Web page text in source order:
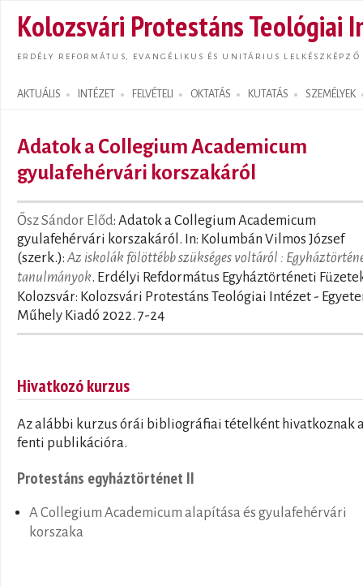
Kolozsvári Protestáns Teológiai
ERDÉLY REFORMÁTUS, EVANGÉLIKUS ÉS UNITÁRIUS LELKÉSZKÉPZŐ
AKTUÁLIS INTÉZET FELVÉTELI OKTATÁS KUTATÁS SZEMÉLYEK
Search form
Adatok a Collegium Academicum
gyulafehérvári korszakáról
Ősz Sándor Előd: Adatok a Collegium Academicum
gyulafehérvári korszakáról. In: Kolumbán Vilmos József
(szerk.): Az iskolák fölöttébb szükséges voltáról :
tanulmányok. Erdélyi Refdormátus Egyháztörténeti
Kolozsvár: Kolozsvári Protestáns Teológiai Intézet -
Műhely Kiadó 2022. 7-24
Hivatkozó kurzus
Az alábbi kurzus órái bibliográfiai tételként hivatkoznak
fenti publikációra.
Protestáns egyháztörténet II
A Collegium Academicum alapítása és gyulafehérvári
korszaka